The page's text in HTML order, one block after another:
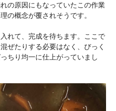
の原因にもなっていたこの作業
概念が覆されそうです。
れて、完成を待ちます。ここで
ぜたりする必要はなく、びっく
ちり均一に仕上がっていまし